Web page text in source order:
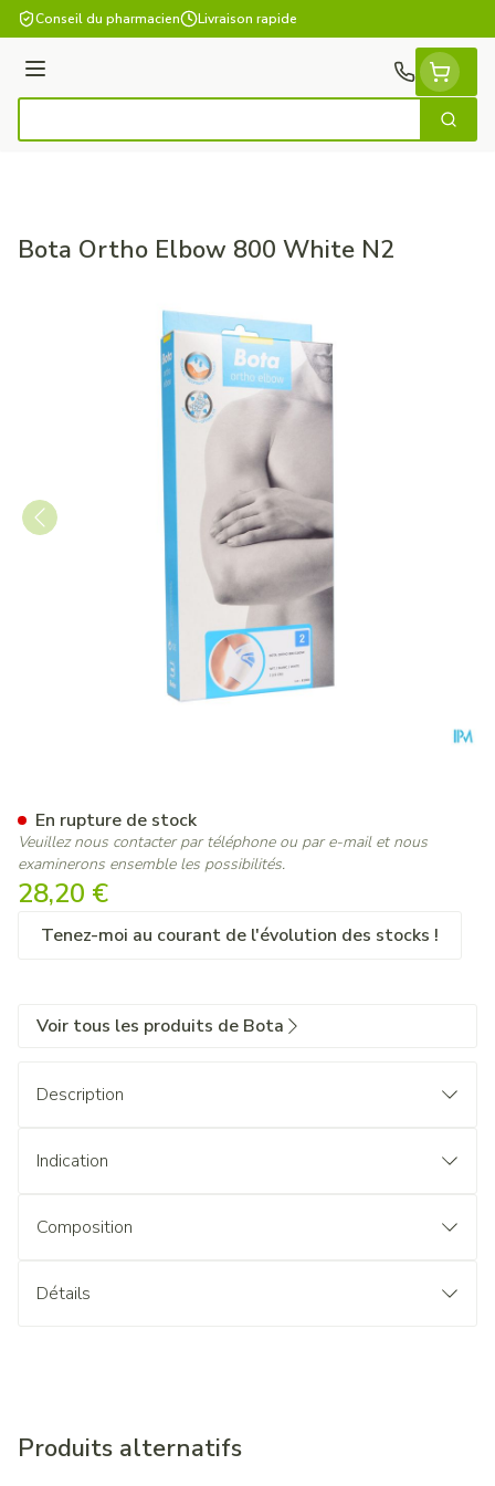
Aller au contenu
Conseil du pharmacien Livraison rapide
Menu
Bota Ortho Elbow 800 White N2
28,20 €
Tenez-moi au courant de l'évolution des stocks !
En rupture de stock
Veuillez nous contacter par téléphone ou par e-mail et nous
examinerons ensemble les possibilités.
Voir tous les produits de Bota
Description
Indication
Composition
Détails
Produits alternatifs